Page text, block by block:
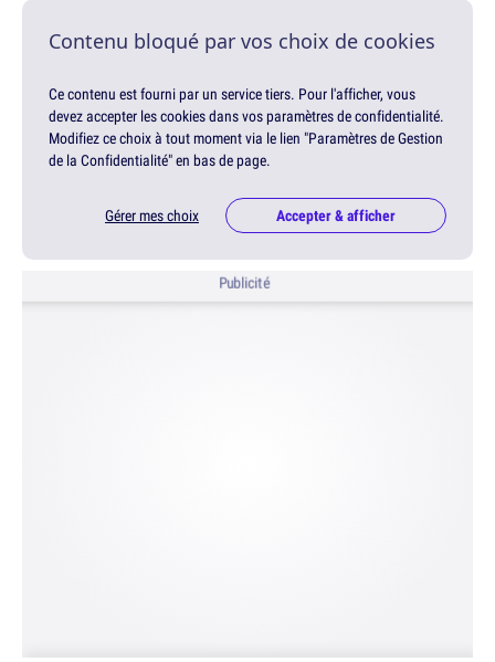
Contenu bloqué par vos choix de cookies
Ce contenu est fourni par un service tiers. Pour l'afficher, vous
devez accepter les cookies dans vos paramètres de confidentialité.
Modifiez ce choix à tout moment via le lien "Paramètres de Gestion
de la Confidentialité" en bas de page.
Gérer mes choix Accepter & afficher
Publicité